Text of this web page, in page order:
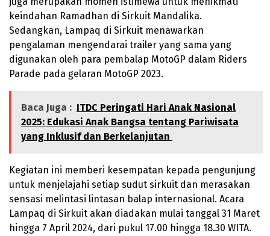
keindahan Ramadhan di Sirkuit Mandalika.
Sedangkan, Lampaq di Sirkuit menawarkan
pengalaman mengendarai trailer yang sama yang
digunakan oleh para pembalap MotoGP dalam Riders
Parade pada gelaran MotoGP 2023.
Baca Juga : ITDC Peringati Hari Anak Nasional
2025: Edukasi Anak Bangsa tentang Pariwisata
yang Inklusif dan Berkelanjutan
Kegiatan ini memberi kesempatan kepada pengunjung
untuk menjelajahi setiap sudut sirkuit dan merasakan
sensasi melintasi lintasan balap internasional. Acara
Lampaq di Sirkuit akan diadakan mulai tanggal 31 Maret
hingga 7 April 2024, dari pukul 17.00 hingga 18.30 WITA.